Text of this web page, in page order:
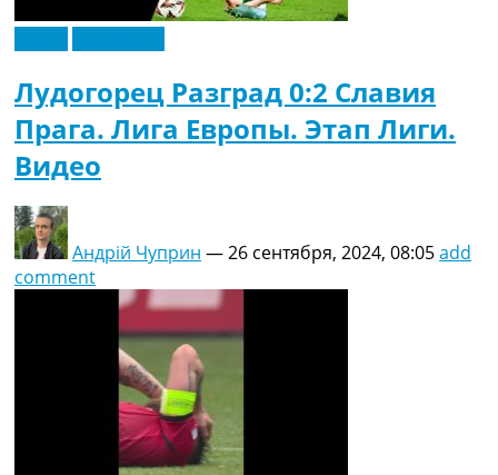
Лудогорец Разград 0:2 Славия
Прага. Лига Европы. Этап Лиги.
Видео
Андрій Чуприн —26 сентября, 2024, 08:05add
comment